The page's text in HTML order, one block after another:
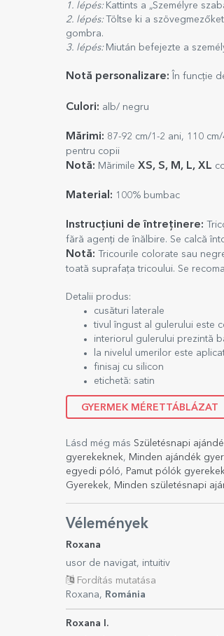
1. lépés: Kattints a „Személyre
2. lépés:
Töltse ki a
gombra.
3. lépés: Miután befejezte a
Notă personalizare: În funcție
Culori: alb/ negru
Mărimi: 87-92 cm/1-2 ani, 110
pentru copii
Notă: Mărimile XS, S, M, L, XL
Material: 100% bumbac
Instrucțiuni de întreținere:
fără agenți de înălbire. Se calcă
Notă:
Tricourile colorate sau
toată suprafața tricoului. Se
Detalii produs:
cusături laterale
tivul îngust al gulerului este
interiorul gulerului prezintă
la nivelul umerilor este
finisaj cu silicon
etichetă: satin
GYERMEK MÉRETTÁBLÁZAT
Lásd még más Születésnapi
gyerekeknek, Minden ajándék
egyedi póló, Pamut pólók
Gyerekek, Minden születésnapi
Vélemények
Roxana
usor de navigat, intuitiv
Fordítás mutatása
Roxana, Románia
Roxana I.